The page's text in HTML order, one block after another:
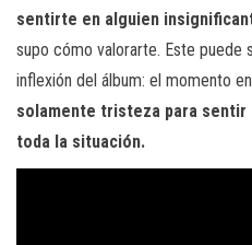
sentirte en alguien
supo cómo valorarte. Este puede
inflexión del álbum: el momento
solamente tristeza para sentir
toda la situación.